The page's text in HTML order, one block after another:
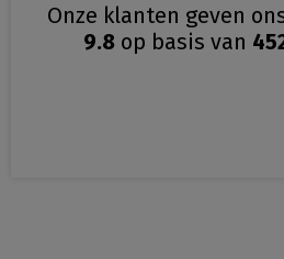
Onze klanten geven
9.8 op basis van